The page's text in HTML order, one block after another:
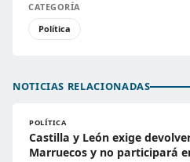
CATEGORÍA
Política
NOTICIAS RELACIONADAS
POLÍTICA
Castilla y León exige
Marruecos y no participará